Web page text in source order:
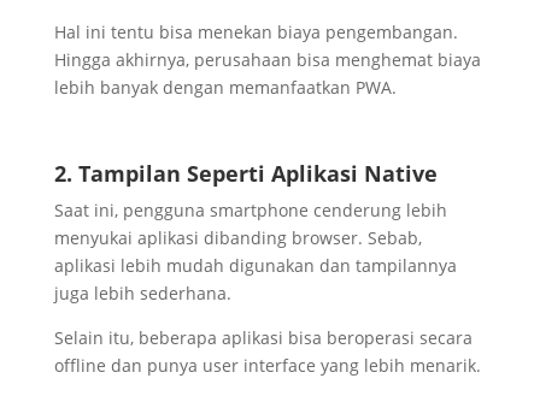
Hal ini tentu bisa menekan biaya pengembangan.
Hingga akhirnya, perusahaan bisa menghemat biaya
lebih banyak dengan memanfaatkan PWA.
2. Tampilan Seperti Aplikasi Native
Saat ini, pengguna smartphone cenderung lebih
menyukai aplikasi dibanding browser. Sebab,
aplikasi lebih mudah digunakan dan tampilannya
juga lebih sederhana.
Selain itu, beberapa aplikasi bisa beroperasi secara
offline dan punya user interface yang lebih menarik.